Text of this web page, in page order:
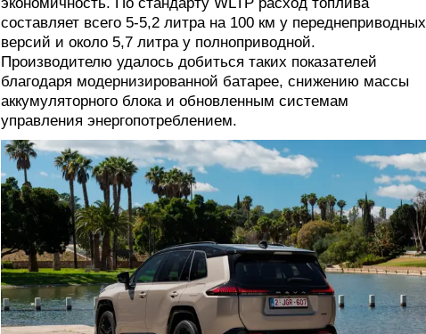
составляет всего 5-5,2 литра на 100 км у переднеприводных
версий и около 5,7 литра у полноприводной.
Производителю удалось добиться таких показателей
благодаря модернизированной батарее, снижению массы
аккумуляторного блока и обновленным системам
управления энергопотреблением.